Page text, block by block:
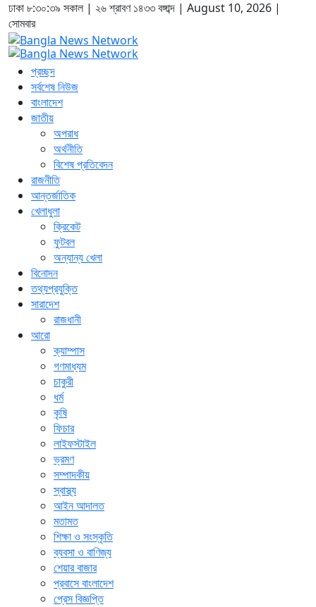
ঢাকা৮:৩০:৪০ সকাল | ২৬ শ্রাবণ ১৪৩৩ বঙ্গাব্দ | August 10, 2026 |
সোমবার
প্রচ্ছদ
সর্বশেষ নিউজ
বাংলাদেশ
জাতীয়
অপরাধ
অর্থনীতি
বিশেষ প্রতিবেদন
রাজনীতি
আন্তর্জাতিক
খেলাধুলা
ক্রিকেট
ফুটবল
অন্যান্য খেলা
বিনোদন
তথ্যপ্রযুক্তি
সারাদেশ
রাজধানী
আরো
ক্যাম্পাস
গণমাধ্যম
চাকুরী
ধর্ম
কৃষি
ফিচার
লাইফস্টাইল
ভ্রমণ
সম্পাদকীয়
স্বাস্থ্য
আইন আদালত
মতামত
শিক্ষা ও সংস্কৃতি
ব্যবসা ও বাণিজ্য
শেয়ার বাজার
প্রবাসে বাংলাদেশ
প্রেস বিজ্ঞপ্তি